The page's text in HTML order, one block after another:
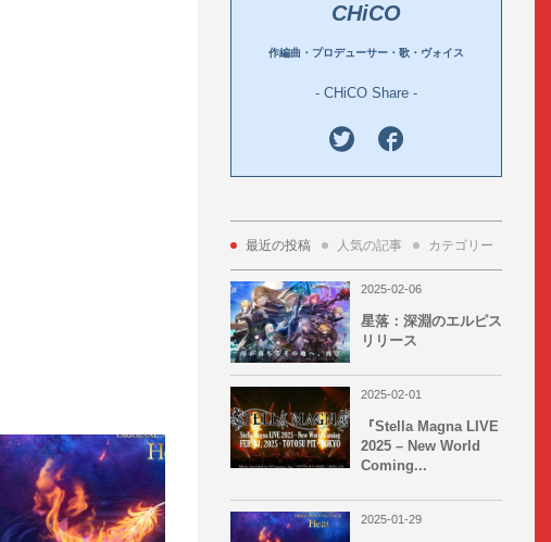
CHiCO
作編曲・プロデューサー・歌・ヴォイス
- CHiCO Share -
最近の投稿 人気の記事 カテゴリー
2025-02-06
星落：深淵のエルピス
リリース
2025-02-01
『Stella Magna LIVE
2025 – New World
Coming...
2025-01-29